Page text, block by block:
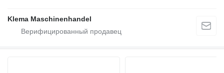
Klema Maschinenhandel